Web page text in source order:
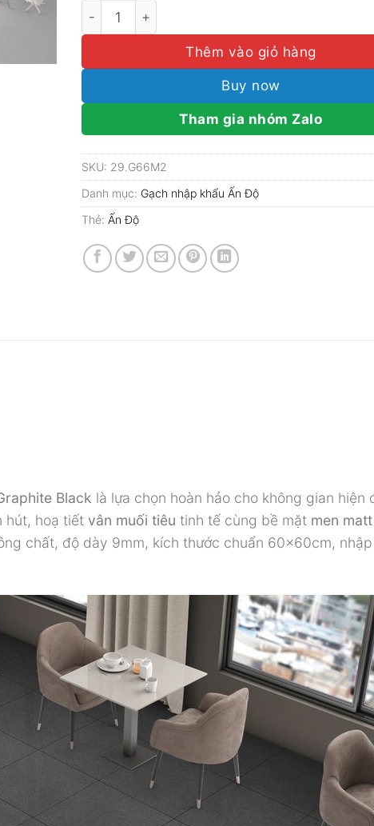
Gạch nhập khẩu Ấn Độ 60x60 đồng chất
Thêm vào giỏ hàng
Buy now
Tham gia nhóm Zalo
SKU: 29.G66M2
Danh mục: Gạch nhập khẩu Ấn Độ
Thẻ: Ấn Độ
Black là lựa chọn hoàn hảo cho không gian hiện
hút, hoạ tiết vân muối tiêu tinh tế cùng bề mặt men matt
chất, độ dày 9mm, kích thước chuẩn 60x60cm, nhập